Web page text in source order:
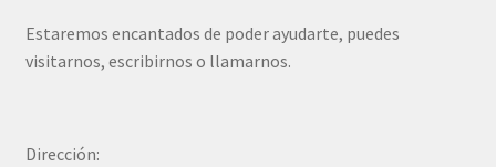
Estaremos encantados de poder ayudarte, puedes
visitarnos, escribirnos o llamarnos.
Dirección: